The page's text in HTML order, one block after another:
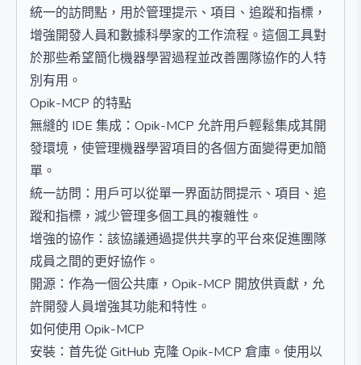
統一的訪問點，用於管理提示、項目、追蹤和指標，
增強開發人員和數據科學家的工作流程。這個工具對
於那些希望簡化機器學習過程並改善團隊協作的人特
別有用。
Opik-MCP 的特點
無縫的 IDE 集成：Opik-MCP 允許用戶輕鬆集成其開
發環境，使管理機器學習項目的各個方面變得更加簡
單。
統一訪問：用戶可以從單一界面訪問提示、項目、追
蹤和指標，減少管理多個工具的複雜性。
增強的協作：該協議通過提供共享的平台來促進團隊
成員之間的更好協作。
開源：作為一個公共庫，Opik-MCP 開放供貢獻，允
許開發人員增強其功能和特性。
如何使用 Opik-MCP
安裝：首先從 GitHub 克隆 Opik-MCP 倉庫。使用以